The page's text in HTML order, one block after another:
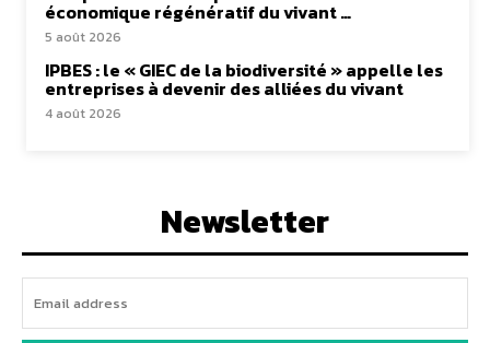
économique régénératif du vivant …
5 août 2026
IPBES : le « GIEC de la biodiversité » appelle les
entreprises à devenir des alliées du vivant
4 août 2026
Newsletter